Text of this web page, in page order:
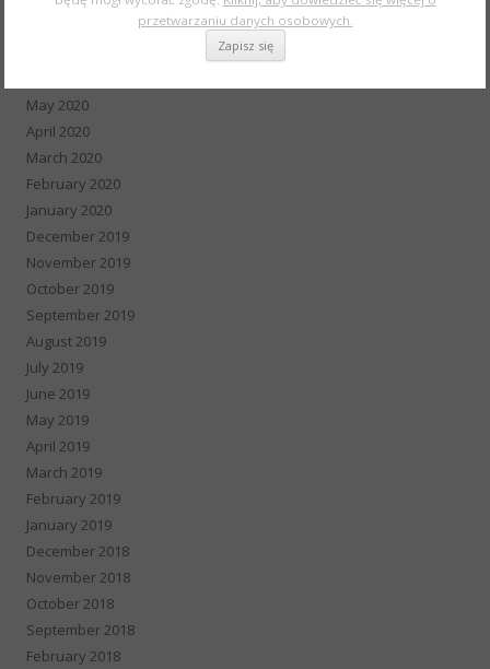
May 2020
April 2020
March 2020
February 2020
January 2020
December 2019
November 2019
October 2019
September 2019
August 2019
July 2019
June 2019
May 2019
April 2019
March 2019
February 2019
January 2019
December 2018
November 2018
October 2018
September 2018
February 2018
przetwarzaniu danych osobowych.